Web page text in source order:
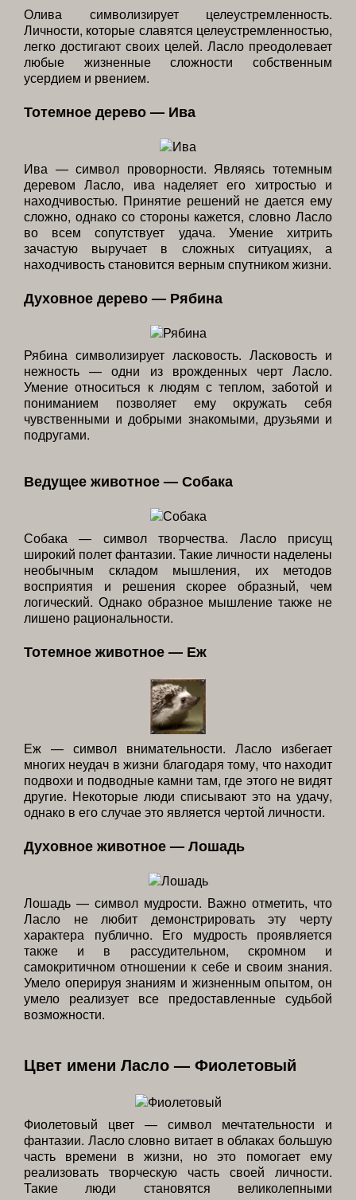
Олива символизирует целеустремленность.
Личности, которые славятся целеустремленностью,
легко достигают своих целей. Ласло преодолевает
любые жизненные сложности собственным
усердием и рвением.
Тотемное дерево — Ива
Ива — символ проворности. Являясь тотемным
деревом Ласло, ива наделяет его хитростью и
находчивостью. Принятие решений не дается ему
сложно, однако со стороны кажется, словно Ласло
во всем сопутствует удача. Умение хитрить
зачастую выручает в сложных ситуациях, а
находчивость становится верным спутником жизни.
Духовное дерево — Рябина
Рябина символизирует ласковость. Ласковость и
нежность — одни из врожденных черт Ласло.
Умение относиться к людям с теплом, заботой и
пониманием позволяет ему окружать себя
чувственными и добрыми знакомыми, друзьями и
подругами.
Ведущее животное — Собака
Собака — символ творчества. Ласло присущ
широкий полет фантазии. Такие личности наделены
необычным складом мышления, их методов
восприятия и решения скорее образный, чем
логический. Однако образное мышление также не
лишено рациональности.
Тотемное животное — Еж
Еж — символ внимательности. Ласло избегает
многих неудач в жизни благодаря тому, что находит
подвохи и подводные камни там, где этого не видят
другие. Некоторые люди списывают это на удачу,
однако в его случае это является чертой личности.
Духовное животное — Лошадь
Лошадь — символ мудрости. Важно отметить, что
Ласло не любит демонстрировать эту черту
характера публично. Его мудрость проявляется
также и в рассудительном, скромном и
самокритичном отношении к себе и своим знания.
Умело оперируя знаниям и жизненным опытом, он
умело реализует все предоставленные судьбой
возможности.
Цвет имени Ласло — Фиолетовый
Фиолетовый цвет — символ мечтательности и
фантазии. Ласло словно витает в облаках большую
часть времени в жизни, но это помогает ему
реализовать творческую часть своей личности.
Такие люди становятся великолепными